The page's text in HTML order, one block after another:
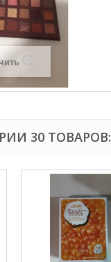
30 ТОВАРОВ: